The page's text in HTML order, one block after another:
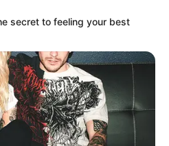
secret to feeling your best